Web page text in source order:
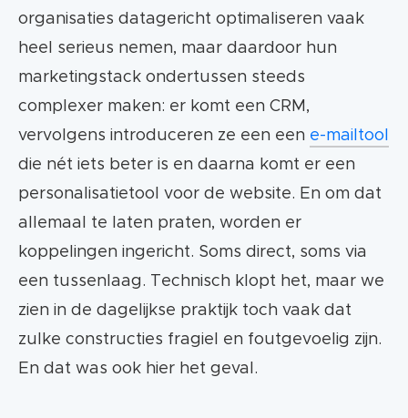
organisaties datagericht optimaliseren vaak
heel serieus nemen, maar daardoor hun
marketingstack ondertussen steeds
complexer maken: er komt een CRM,
vervolgens introduceren ze een een e-mailtool
die nét iets beter is en daarna komt er een
personalisatietool voor de website. En om dat
allemaal te laten praten, worden er
koppelingen ingericht. Soms direct, soms via
een tussenlaag. Technisch klopt het, maar we
zien in de dagelijkse praktijk toch vaak dat
zulke constructies fragiel en foutgevoelig zijn.
En dat was ook hier het geval.